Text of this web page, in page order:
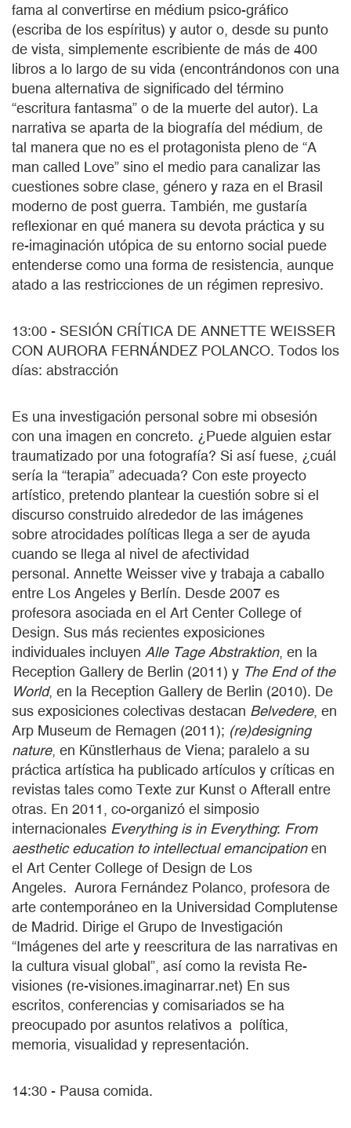
fama al convertirse en médium psico-gráfico
(escriba de los espíritus) y autor o, desde su punto
de vista, simplemente escribiente de más de 400
libros a lo largo de su vida (encontrándonos con una
buena alternativa de significado del término
“escritura fantasma” o de la muerte del autor). La
narrativa se aparta de la biografía del médium, de
tal manera que no es el protagonista pleno de “A
man called Love” sino el medio para canalizar las
cuestiones sobre clase, género y raza en el Brasil
moderno de post guerra. También, me gustaría
reflexionar en qué manera su devota práctica y su
re-imaginación utópica de su entorno social puede
entenderse como una forma de resistencia, aunque
atado a las restricciones de un régimen represivo.
13:00 - SESIÓN CRÍTICA DE ANNETTE WEISSER
CON AURORA FERNÁNDEZ POLANCO. Todos los
días: abstracción
Es una investigación personal sobre mi obsesión
con una imagen en concreto. ¿Puede alguien estar
traumatizado por una fotografía? Si así fuese, ¿cuál
sería la “terapia” adecuada? Con este proyecto
artístico, pretendo plantear la cuestión sobre si el
discurso construido alrededor de las imágenes
sobre atrocidades políticas llega a ser de ayuda
cuando se llega al nivel de afectividad
personal. Annette Weisser vive y trabaja a caballo
entre Los Angeles y Berlín. Desde 2007 es
profesora asociada en el Art Center College of
Design. Sus más recientes exposiciones
individuales incluyen Alle Tage Abstraktion, en la
Reception Gallery de Berlin (2011) y The End of the
World, en la Reception Gallery de Berlin (2010). De
sus exposiciones colectivas destacan Belvedere, en
Arp Museum de Remagen (2011); (re)designing
nature, en Künstlerhaus de Viena; paralelo a su
práctica artística ha publicado artículos y críticas en
revistas tales como Texte zur Kunst o Afterall entre
otras. En 2011, co-organizó el simposio
internacionales Everything is in Everything: From
aesthetic education to intellectual emancipationen
el Art Center College of Design de Los
Angeles. Aurora Fernández Polanco, profesora de
arte contemporáneo en la Universidad Complutense
de Madrid. Dirige el Grupo de Investigación
“Imágenes del arte y reescritura de las narrativas en
la cultura visual global”, así como la revista Re-
visiones (re-visiones.imaginarrar.net) En sus
escritos, conferencias y comisariados se ha
preocupado por asuntos relativos a política,
memoria, visualidad y representación.
14:30 - Pausa comida.